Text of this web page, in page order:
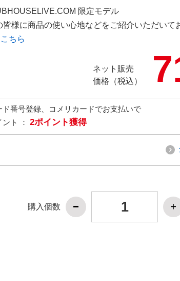
限定モデル
皆様に商品の使い心地などをご紹介いただいて
ちら
ネット販売
価格（税込）
ド番号登録、コメリカードでお支払いで
ト ： 2ポイント獲得
購入個数